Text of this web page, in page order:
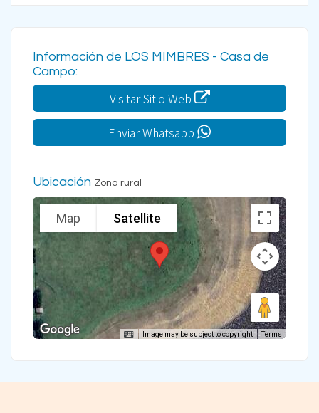
Información de LOS MIMBRES - Casa de
Campo:
Visitar Sitio Web
Enviar Whatsapp
Ubicación Zona rural
Map Satellite
Image may be subject to copyright Terms